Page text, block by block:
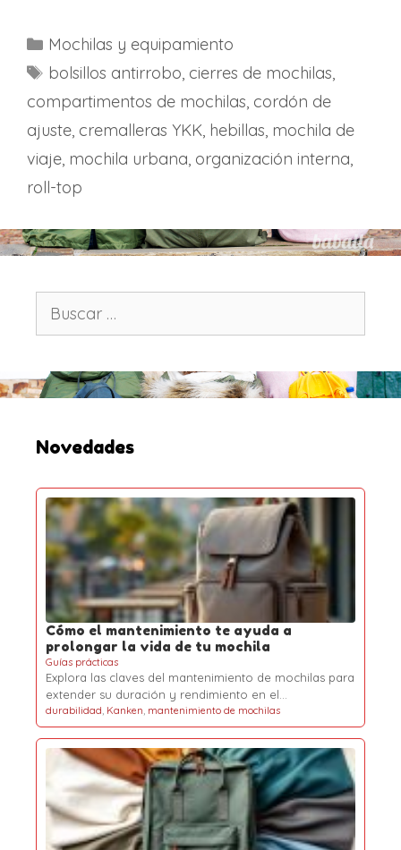
C
a
g
o
r
a
s
Mochilas y equipamiento
E
t
u
e
a
bolsillos antirrobo, cierres de mochilas,
compartimentos de mochilas, cordón de
ajuste, cremalleras YKK, hebillas, mochila de
viaje, mochila urbana, organización interna,
roll-top
a
:Novedades
Cómo el mantenimiento te ayuda a
prolongar la vida de tu mochila
Guías prácticas
Explora las claves del mantenimiento de mochilas para
extender su duración y rendimiento en el…
durabilidad, Kanken, mantenimiento de mochilas